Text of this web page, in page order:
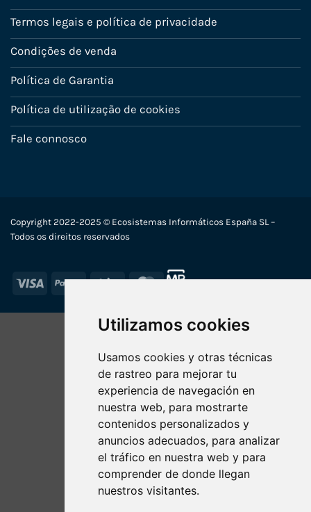
Utilizamos cookies
Usamos cookies y otras técnicas
de rastreo para mejorar tu
experiencia de navegación en
nuestra web, para mostrarte
contenidos personalizados y
anuncios adecuados, para analizar
el tráfico en nuestra web y para
comprender de donde llegan
nuestros visitantes.
Termos legais e política de privacidade
Condições de venda
Política de Garantia
Política de utilização de cookies
Fale connosco
Copyright 2022-2025 © Ecosistemas Informáticos España SL –
Todos os direitos reservados
Visa PayPal Stripe MasterCard